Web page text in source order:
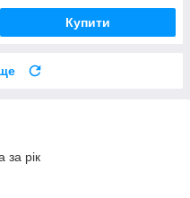
Купити
за рік